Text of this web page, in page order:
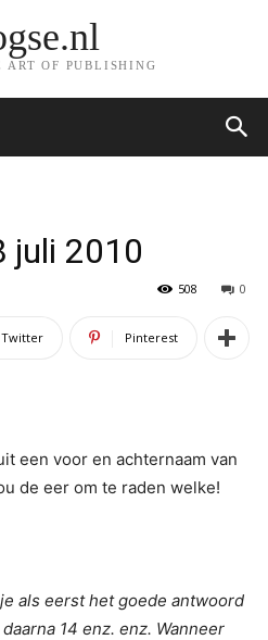
ART OF PUBLISHING
juli 2010
0
508
Twitter Pinterest
een voor en achternaam van
de eer om te raden welke!
als eerst het goede antwoord
14 enz. enz. Wanneer